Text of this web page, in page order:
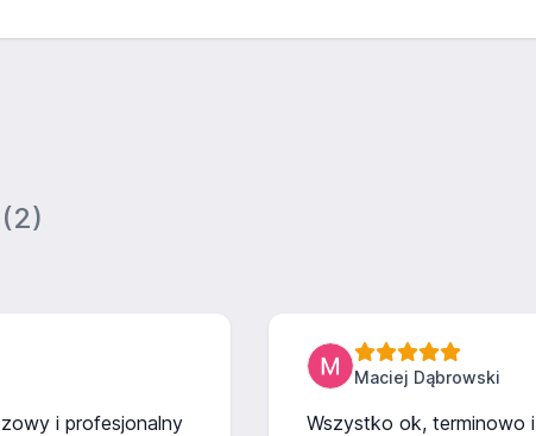
(2)
i profesjonalny
Maciej Dąbrowski
Wszystko ok, terminowo